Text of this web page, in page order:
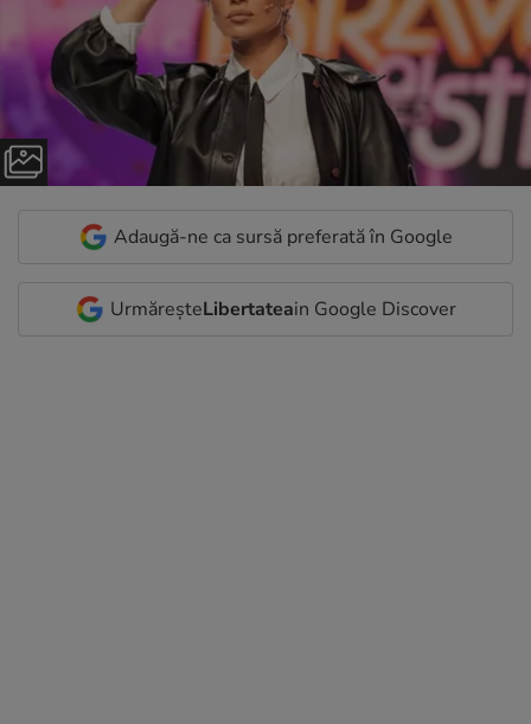
Adaugă-ne ca sursă preferată în Google
UrmăreșteLibertateain Google Discover